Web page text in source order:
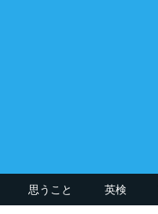
思うこと 英検